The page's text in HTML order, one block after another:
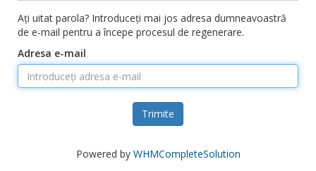
Ați uitat parola? Introduceți mai jos adresa dumneavoastră
de e-mail pentru a începe procesul de regenerare.
Adresa e-mail
Trimite
Powered by WHMCompleteSolution